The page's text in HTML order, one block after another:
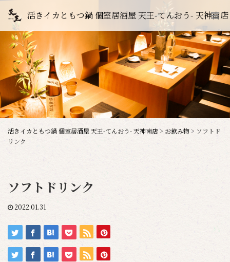
活きイカともつ鍋 個室居酒屋 天王-てんおう- 天神南店
活きイカともつ鍋 個室居酒屋 天王-てんおう- 天神南店> お飲み物> ソフトド
リンク
ソフトドリンク
2022.01.31